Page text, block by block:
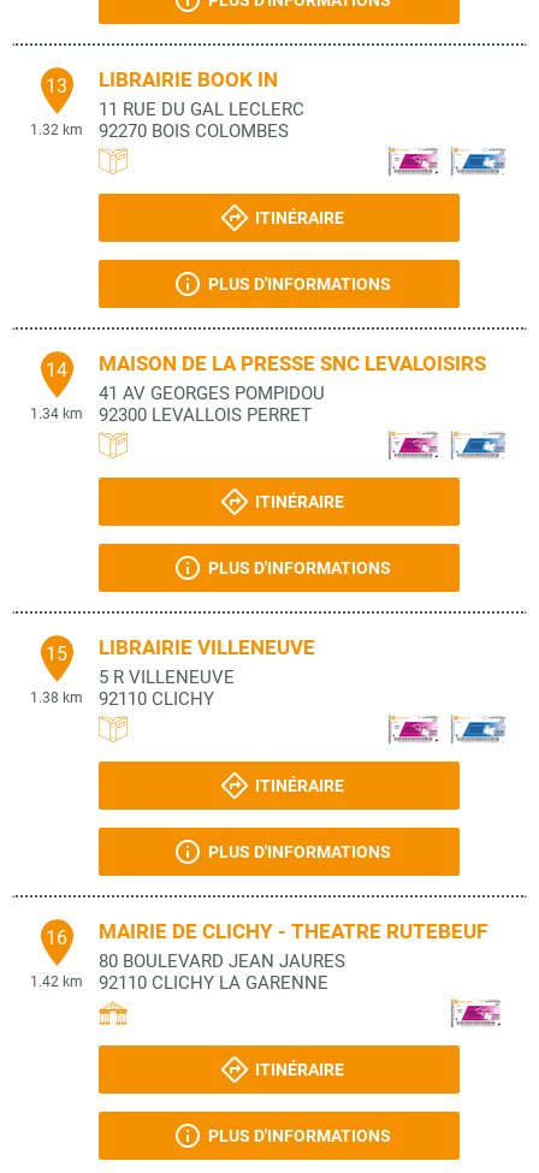
13
1.32 km
LIBRAIRIE BOOK IN
11 RUE DU GAL LECLERC
92270 BOIS COLOMBES
ITINÉRAIRE
PLUS D'INFORMATIONS
14
1.34 km
MAISON DE LA PRESSE SNC LEVALOISIRS
41 AV GEORGES POMPIDOU
92300 LEVALLOIS PERRET
ITINÉRAIRE
PLUS D'INFORMATIONS
15
1.38 km
LIBRAIRIE VILLENEUVE
5 R VILLENEUVE
92110 CLICHY
ITINÉRAIRE
PLUS D'INFORMATIONS
16
1.42 km
MAIRIE DE CLICHY - THEATRE RUTEBEUF
80 BOULEVARD JEAN JAURES
92110 CLICHY LA GARENNE
ITINÉRAIRE
PLUS D'INFORMATIONS